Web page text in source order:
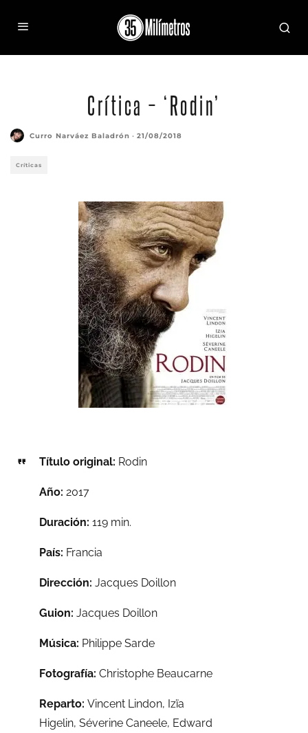
Crítica – ‘Rodin’
Curro Narváez Baladrón · 21/08/2018
Críticas
Título original: Rodin
Año: 2017
Duración: 119 min.
País: Francia
Dirección: Jacques Doillon
Guion: Jacques Doillon
Música: Philippe Sarde
Fotografía: Christophe Beaucarne
Reparto: Vincent Lindon, Izïa
Higelin, Séverine Caneele, Edward